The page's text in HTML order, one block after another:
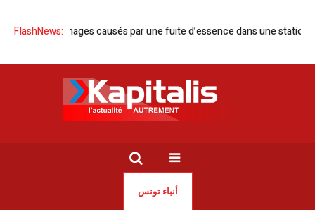
FlashNews:
| Dommages causés par une fuite d’essence dans une station-
أنباء تونس